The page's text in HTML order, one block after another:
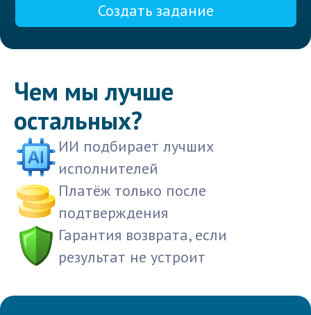
Создать задание
Чем мы лучше
остальных?
ИИ подбирает лучших
исполнителей
Платёж только после
подтверждения
Гарантия возврата, если
результат не устроит